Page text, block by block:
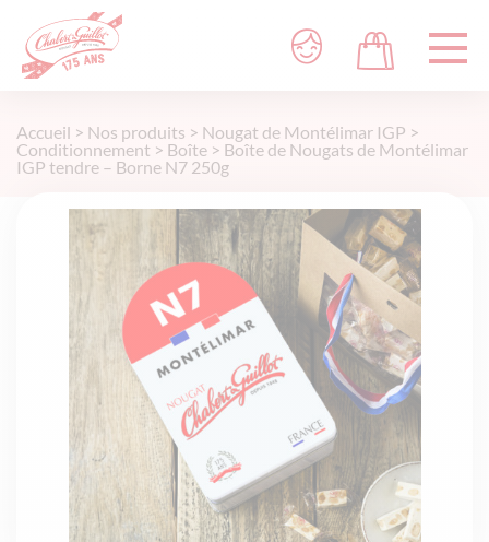
Accueil > Nos produits > Nougat de Montélimar IGP >
Conditionnement > Boîte > Boîte de Nougats de Montélimar
IGP tendre – Borne N7 250g